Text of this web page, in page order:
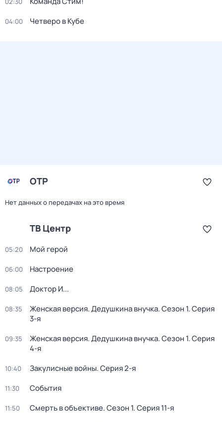
04:00 Четверо в Кубе
ОТР
Нет данных о передачах на это время
ТВ Центр
05:20 Мой герой
06:00 Настроение
08:05 Доктор И...
08:35 Женская версия. Дедушкина внучка. Сезон 1. Серия
3-я
09:35 Женская версия. Дедушкина внучка. Сезон 1. Серия
4-я
10:40 Закулисные войны. Серия 2-я
11:30 События
11:50 Смерть в объективе. Сезон 1. Серия 11-я